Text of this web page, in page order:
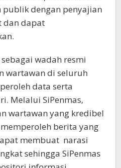
publik dengan penyajian
dan dapat
wadah resmi
wartawan di seluruh
data serta
Melalui SiPenmas,
wartawan yang kredibel
berita yang
membuat narasi
sehingga SiPenmas